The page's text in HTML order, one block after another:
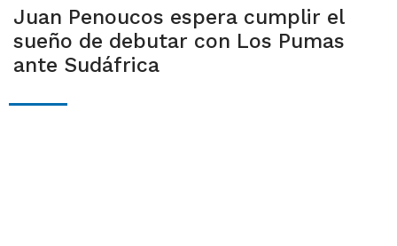
Juan Penoucos espera cumplir el
sueño de debutar con Los Pumas
ante Sudáfrica